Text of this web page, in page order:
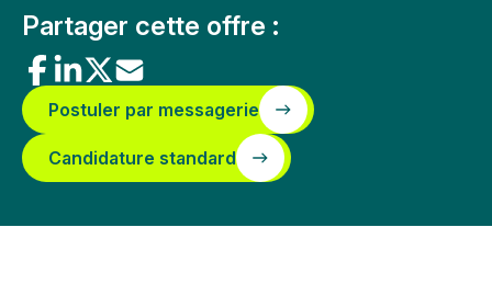
Partager cette offre :
Postuler par messagerie
Candidature standard